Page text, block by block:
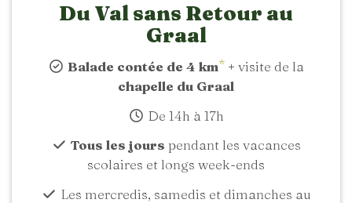
Du Val sans Retour au
Graal
Balade contée de 4 km* + visite de la
chapelle du Graal
De 14h à 17h
Tous les jours pendant les vacances
scolaires et longs week-ends
Les mercredis, samedis et dimanches au